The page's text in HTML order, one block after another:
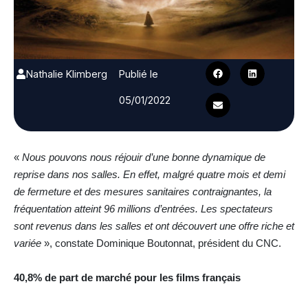
Nathalie Klimberg
Publié le
05/01/2022
« Nous pouvons nous réjouir d’une bonne dynamique de
reprise dans nos salles. En effet, malgré quatre mois et demi
de fermeture et des mesures sanitaires contraignantes, la
fréquentation atteint 96 millions d’entrées. Les spectateurs
sont revenus dans les salles et ont découvert une offre riche et
variée », constate Dominique Boutonnat, président du CNC.
40,8% de part de marché pour les films français